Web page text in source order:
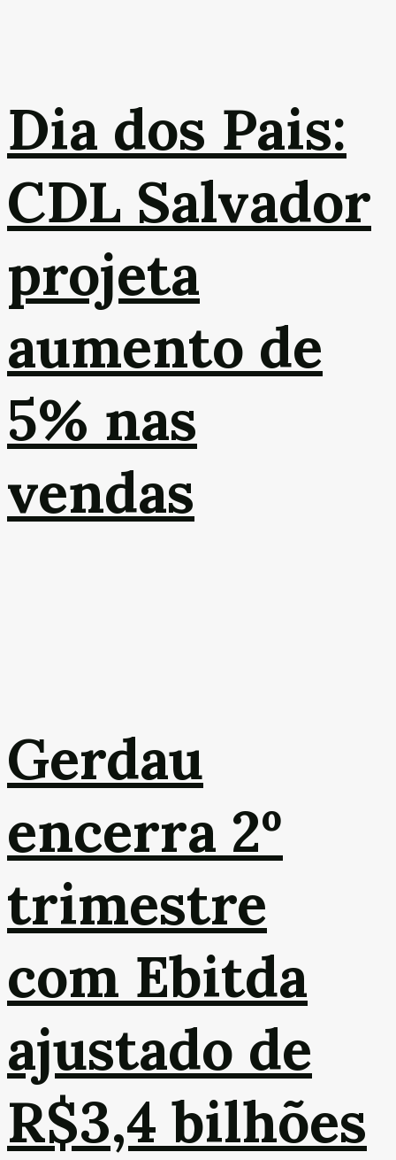
Dia dos Pais:
CDL Salvador
projeta
aumento de
5% nas
vendas
Gerdau
encerra 2º
trimestre
com Ebitda
ajustado de
R$3,4 bilhões